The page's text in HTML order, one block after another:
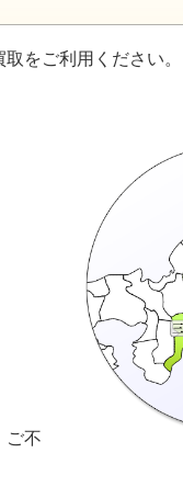
をご利用ください
ご不